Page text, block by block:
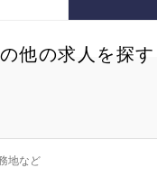
他の求人を探す